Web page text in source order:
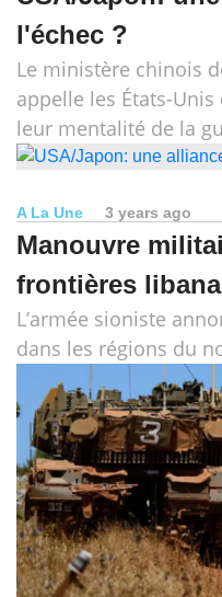
l'échec ?
Le ministère chinois
appelle les États-
leur mentalité de la
A La Une 3 years ago
Manouvre
frontières
L’armée sioniste
dans les régions du